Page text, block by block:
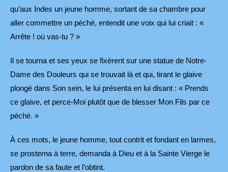
qu’aux Indes un jeune homme, sortant de sa chambre pour
aller commettre un péché, entendit une voix qui lui criait : «
Arrête ! où vas-tu ? »
Il se tourna et ses yeux se fixèrent sur une statue de Notre-
Dame des Douleurs qui se trouvait là et qui, tirant le glaive
plongé dans Son sein, le lui présenta en lui disant : « Prends
ce glaive, et perce-Moi plutôt que de blesser Mon Fils par ce
péché. »
À ces mots, le jeune homme, tout contrit et fondant en larmes,
se prosterna à terre, demanda à Dieu et à la Sainte Vierge le
pardon de sa faute et l’obtint.